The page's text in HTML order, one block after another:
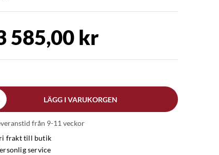
585,00 kr
LÄGG I VARUKORGEN
från 9-11 veckor
frakt till butik
service